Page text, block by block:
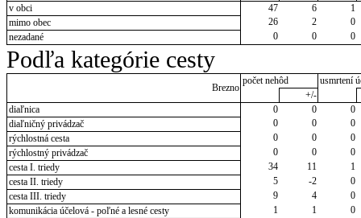
v obci
47 6
1
mimo obec
26 2
0
nezadané
0 0 0
Podľa kategórie cesty
Brezno
počet nehôd
usmrtení
+/-
diaľnica
0 0
0
diaľničný privádzač
0 0
0
rýchlostná cesta
0 0
0
rýchlostný privádzač
0 0
0
cesta I. triedy
34 11
1
cesta II. triedy
5 -2
0
cesta III. triedy
9 4
0
komunikácia účelová - poľné a lesné cesty
1 1
0